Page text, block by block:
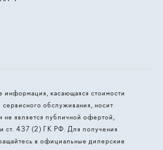
информация, касающаяся стоимости
обслуживания, носит
является публичной офертой,
ст. 437 (2) ГК РФ. Для получения
в официальные дилерские